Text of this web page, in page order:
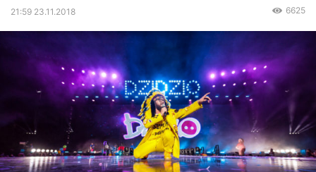
21:59 23.11.2018 6625